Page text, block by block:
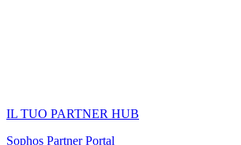
IL TUO PARTNER HUB
Sophos Partner Portal